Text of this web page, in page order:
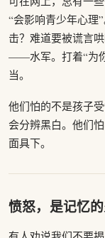
“会影响青少年心理
击？难道要被谎言
——水军。打着“为
当。
他们怕的不是孩子
会分辨黑白。他们
面具下。
愤怒，是记忆